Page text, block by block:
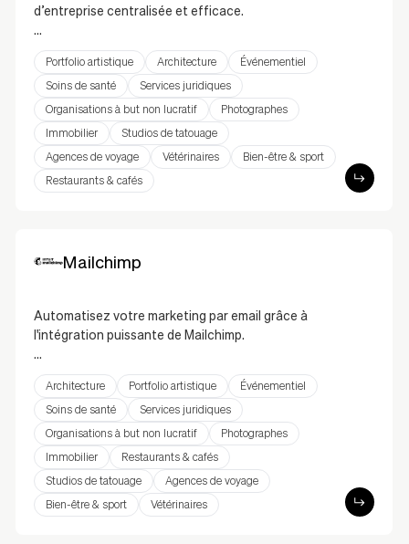
d’entreprise centralisée et efficace.
Odoo est une solution ERP complète qui vous
permet de centraliser la gestion de votre entreprise
directement depuis votre site web. Gérez vos
stocks, vos commandes, vos factures et bien plus
encore grâce à cette intégration fluide. Simplifiez
vos processus, améliorez l’efficacité de vos
opérations et offrez une expérience client optimale.
Portfolio artistique Architecture
Événementiel
Soins de santé
Services juridiques
Organisations à but non lucratif
Photographes
Immobilier
Studios de tatouage
Agences de voyage
Vétérinaires
Bien-être & sport
Restaurants & cafés
Mailchimp
Automatisez votre marketing par email grâce à
l'intégration puissante de Mailchimp.
L'intégration de Mailchimp vous permet de collecter
des abonnés, de créer des formulaires d'inscription
et de gérer vos campagnes email directement depuis
votre site. Avec son interface intuitive et ses outils
marketing, vous pouvez accroître l'engagement et
développer votre audience.
Architecture Portfolio artistique
Événementiel
Soins de santé
Services juridiques
Organisations à but non lucratif
Photographes
Immobilier
Restaurants & cafés
Studios de tatouage
Agences de voyage
Bien-être & sport
Vétérinaires